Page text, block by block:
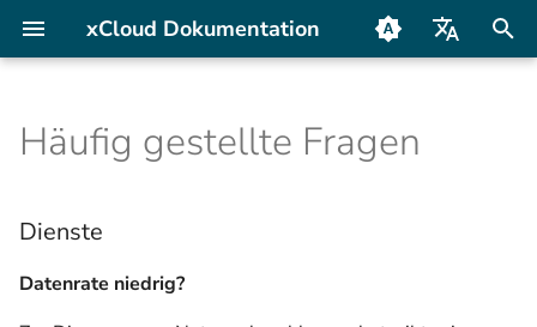
xCloud Dokumentation
English
u
w
Backup-Handbuch
Anleitungen
Asustor
Dienste
Plattform
Häufig gestellte Fragen
Dienste
Datenrate niedrig?